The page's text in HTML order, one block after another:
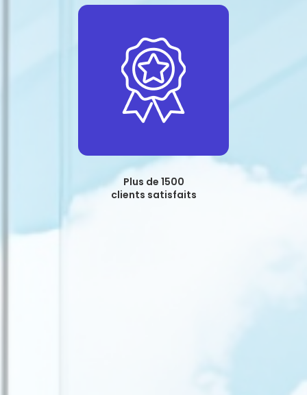
Plus de 1500
clients satisfaits